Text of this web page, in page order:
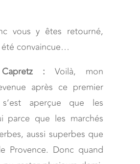
vous y êtes retourné,
convaincue…
Capretz : Voilà, mon
après ce premier
aperçue que les
parce que les marchés
aussi superbes que
Provence. Donc quand